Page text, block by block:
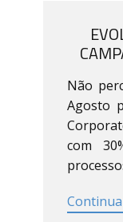
Não
Agosto
com